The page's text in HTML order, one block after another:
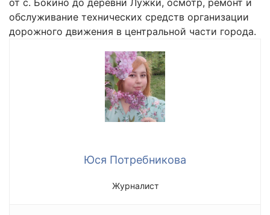
от с. Бокино до деревни Лужки, осмотр, ремонт и
обслуживание технических средств организации
дорожного движения в центральной части города.
Юся Потребникова
Журналист